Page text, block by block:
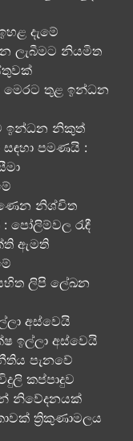
දැමේ
ලැබීමට නියමිත
මෙරට තුළ ඉන්ධන
ඉන්ධන නිකුත්
සඳහා පමණයි :
නිශ්චිත
රැඳී
ඇමති
ලිපි ලේඛන
අස්වෙයි
ඉල්ලා අස්වෙයි
පැනවේ
කප්පාදුව
නිවේදනයක්
ත්‍රිකුණාමලය